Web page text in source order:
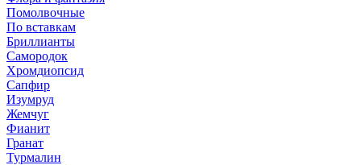
Помолвочные
По вставкам
Бриллианты
Самородок
Хромдиопсид
Сапфир
Изумруд
Жемчуг
Фианит
Гранат
Турмалин